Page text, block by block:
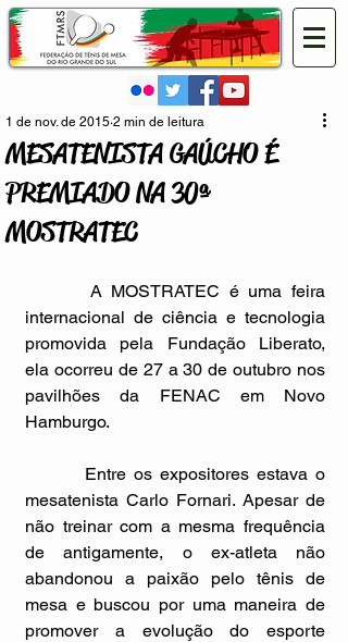
MESATENISTA GAÚCHO É
PREMIADO NA 30ª
MOSTRATEC
1 de nov. de 2015 2 min de leitura
internacional de ciência e tecnologia
promovida pela Fundação Liberato,
ela ocorreu de 27 a 30 de outubro nos
pavilhões da FENAC em Novo
Hamburgo.
mesatenista Carlo Fornari. Apesar de
não treinar com a mesma frequência
de antigamente, o ex-atleta não
abandonou a paixão pelo tênis de
mesa e buscou por uma maneira de
promover a evolução do esporte